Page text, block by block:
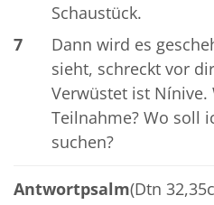
Schaustück.
7
Dann wird es
sieht, schreckt vor
Verwüstet ist Nínive.
Teilnahme? Wo soll
suchen?
Antwortpsalm(Dtn